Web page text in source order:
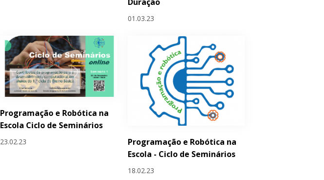
01.03.23
Programação e Robótica na
Escola Ciclo de Seminários
23.02.23
Programação e Robótica na
Escola - Ciclo de Seminários
18.02.23